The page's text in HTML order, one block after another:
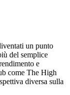
un punto
del semplice
e
come The High
diversa sulla